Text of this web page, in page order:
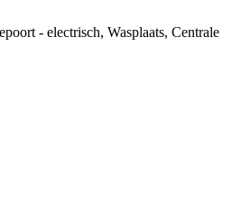
- electrisch, Wasplaats, Centrale